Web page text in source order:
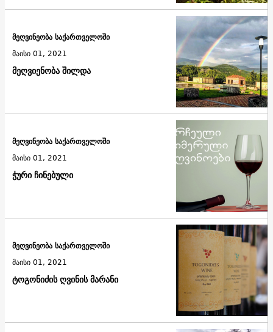
მეღვიენობა შილდა
მეღვინეობა საქართველოში
მაისი 01, 2021
ჭური ჩინებული
მეღვინეობა საქართველოში
მაისი 01, 2021
ტოგონიძის ღვინის მარანი
მეღვინეობა საქართველოში
მაისი 01, 2021